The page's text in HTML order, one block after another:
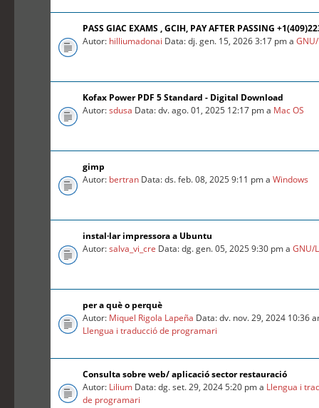
PASS GIAC EXAMS , GCIH, PAY AFTER PASSING
Autor: hilliumadonai Data: dj. gen. 15, 2026 3:17 pm a
Kofax Power PDF 5 Standard - Digital Download
Autor:sdusa Data: dv. ago. 01, 2025 12:17 pm a Mac OS
gimp
Autor: bertran Data: ds. feb. 08, 2025 9:11 pm aWindows
instal·lar impressora a Ubuntu
Autor:salva_vi_cre Data: dg. gen. 05, 2025 9:30 pm aGNU/
per a què o perquè
Autor: Miquel Rigola Lapeña Data: dv. nov. 29, 2024 10:36
Llengua i traducció de programari
Consulta sobre web/ aplicació sector restauració
Autor: Lilium Data: dg. set. 29, 2024 5:20 pm a Llengua i
de programari